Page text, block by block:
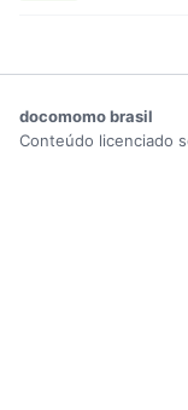
docomomo brasil
Conteúdo licenciado